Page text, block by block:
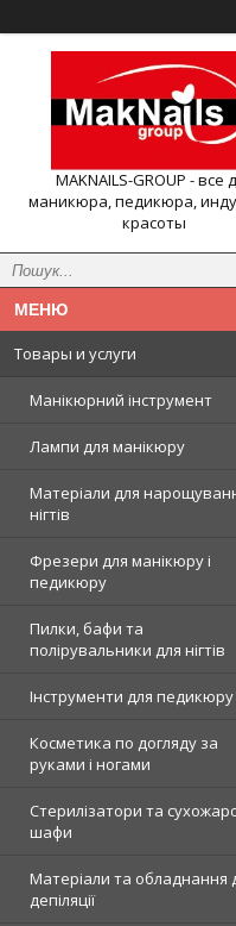
MAKNAILS-GROUP - все
маникюра, педикюра,
красоты
Товары и услуги
Манікюрний інструмент
Лампи для манікюру
Матеріали для
нігтів
Фрезери для манікюру і
педикюру
Пилки, бафи та
полірувальники для нігтів
Інструменти для педикюру
Косметика по догляду за
руками і ногами
Стерилізатори та
шафи
Матеріали та обладнання
депіляції